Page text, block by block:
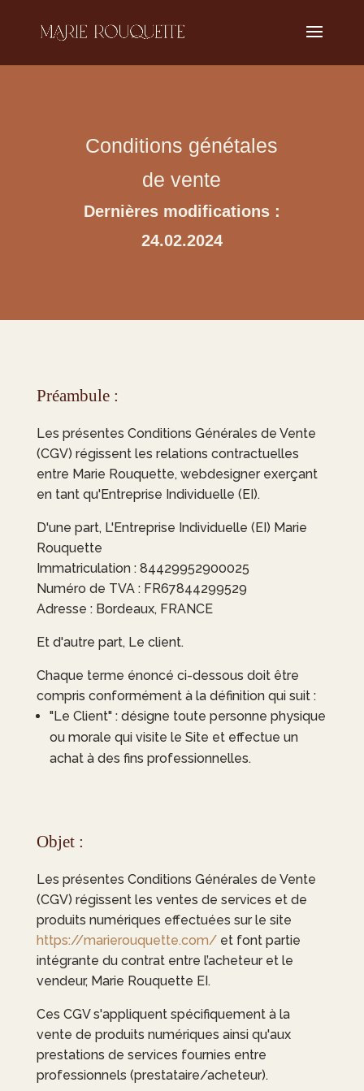
Conditions génétales
de vente
Dernières modifications :
24.02.2024
Préambule :
Les présentes Conditions Générales de Vente
(CGV) régissent les relations contractuelles
entre Marie Rouquette, webdesigner exerçant
en tant qu'Entreprise Individuelle (EI).
D'une part, L'Entreprise Individuelle (EI) Marie
Rouquette
Immatriculation : 84429952900025
Numéro de TVA : FR67844299529
Adresse : Bordeaux, FRANCE
Et d'autre part, Le client.
Chaque terme énoncé ci-dessous doit être
compris conformément à la définition qui suit :
"Le Client" : désigne toute personne physique
ou morale qui visite le Site et effectue un
achat à des fins professionnelles.
Objet :
Les présentes Conditions Générales de Vente
(CGV) régissent les ventes de services et de
produits numériques effectuées sur le site
https://marierouquette.com/et font partie
intégrante du contrat entre l’acheteur et le
vendeur, Marie Rouquette EI.
Ces CGV s'appliquent spécifiquement à la
vente de produits numériques ainsi qu'aux
prestations de services fournies entre
professionnels (prestataire/acheteur).